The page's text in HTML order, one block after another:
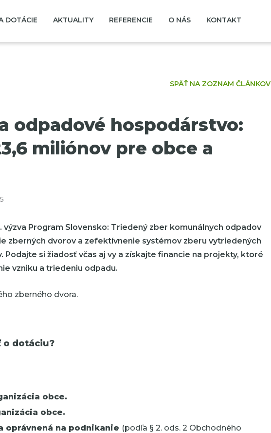
DOTÁCIE AKTUALITY REFERENCIE O NÁS KONTAKT
SPÄŤ NA ZOZNAM ČLÁNKOV
odpadové hospodárstvo:
miliónov pre obce a
výzva Program Slovensko: Triedený zber komunálnych odpadov
zberných dvorov a zefektívnenie systémov zberu vytriedených
Podajte si žiadosť včas aj vy a získajte financie na projekty, ktoré
vzniku a triedeniu odpadu.
o dotáciu?
obce.
obce.
oprávnená na podnikanie (podľa § 2. ods. 2 Obchodného